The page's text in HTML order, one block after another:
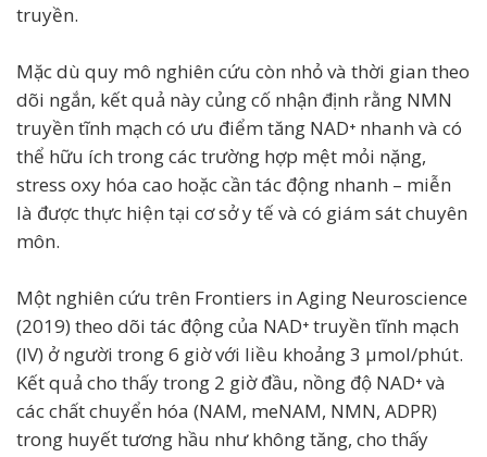
truyền.
Mặc dù quy mô nghiên cứu còn nhỏ và thời gian theo
dõi ngắn, kết quả này củng cố nhận định rằng NMN
truyền tĩnh mạch có ưu điểm tăng NAD⁺ nhanh và có
thể hữu ích trong các trường hợp mệt mỏi nặng,
stress oxy hóa cao hoặc cần tác động nhanh – miễn
là được thực hiện tại cơ sở y tế và có giám sát chuyên
môn.
Một nghiên cứu trên Frontiers in Aging Neuroscience
(2019) theo dõi tác động của NAD⁺ truyền tĩnh mạch
(IV) ở người trong 6 giờ với liều khoảng 3 µmol/phút.
Kết quả cho thấy trong 2 giờ đầu, nồng độ NAD⁺ và
các chất chuyển hóa (NAM, meNAM, NMN, ADPR)
trong huyết tương hầu như không tăng, cho thấy